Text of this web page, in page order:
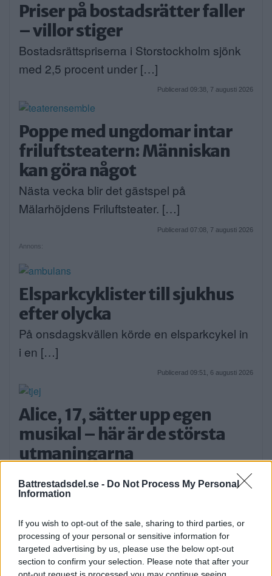
Battrestadsdel.se - Do Not Process My Personal
Information
If you wish to opt-out of the sale, sharing to third parties, or
processing of your personal or sensitive information for
targeted advertising by us, please use the below opt-out
section to confirm your selection. Please note that after your
opt-out request is processed you may continue seeing
Priser på bostadsrätter faller
– villor stiger
Bostadsrättspriserna i Storstockholm sjönk
med 2,5 procent under […]
Publicerad 09:38, 7 augusti 2026
Poppe med ungdomar intar
friluftsteatern: Människan
kan göra något
Nästa vecka blir det gästspel på
Mälarhöjdens Friluftsteater. […]
Publicerad 07:08, 7 augusti 2026
Annons:
Elsparkcyklister till sjukhus
efter olycka
På onsdagskvällen körde en elsparkcykel in
i en […]
Publicerad 09:51, 6 augusti 2026
Alice, 17, sätter upp egen
musikal – här är de största
utmaningarna
Alice Stenberg är 17 år och har skrivit, […]
Bilist körde på vuxen och barn
på cykel